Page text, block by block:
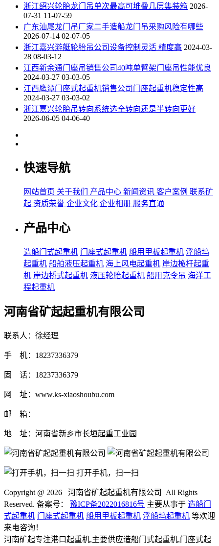
浙江绍兴轮胎龙门吊单次最高可堆叠几层集装箱 2026-
07-31 11-07-59
广东汕尾龙门吊厂家二手造船龙门吊采购风险有哪些
2026-07-14 02-07-05
浙江嘉兴游艇轮胎吊公司设备控制灵活 精度高 2024-03-
28 08-03-12
江西新余通门座吊销售公司40吨单臂架门座吊性能优良
2024-03-27 03-03-05
江西鹰潭门座式起重机销售公司门座起重机稳定性高
2024-03-27 03-03-02
浙江嘉兴轮胎吊转向系统选全转向还是半转向更好
2026-06-05 04-06-40
快速导航
网站首页 关于我们 产品中心 新闻资讯 客户案例 联系矿
起 资质荣誉 企业文化 企业相册 服务直通
产品中心
造船门式起重机 门座式起重机 船用甲板起重机 浮船坞
起重机 船舶液压起重机 海上风电起重机 岸边桅杆起重
机 岸边桥式起重机 液压轮胎起重机 船用克令吊 海洋工
程起重机
河南省矿起起重机有限公司
联系人：徐经理
手 机：18237336379
固 话：18237336379
网 址：www.ks-xiaoshoubu.com
邮 箱：
地 址：河南省新乡市长垣起重工业园
打开手机，扫一扫
Copyright @ 2026 河南省矿起起重机有限公司 All Rights
Reserved. 备案号： 豫ICP备2022016816号 主要从事于 造船门
式起重机 门座式起重机 船用甲板起重机 浮船坞起重机 等欢迎
来电咨询！
河南矿起专注港口起重机,主要供应造船门式起重机,门座式起